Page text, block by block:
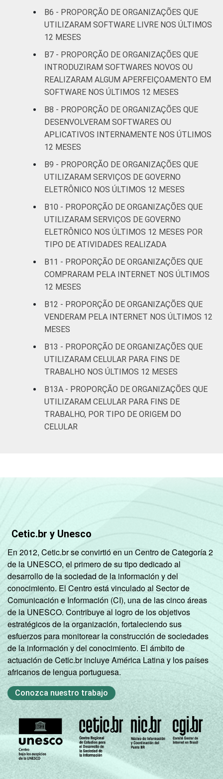
lucrativos que declararam ter acesso à
Internet. Respostas estimuladas e
rodiziadas. Cada item apresentado se refere
apenas aos resultados da alternativa "sim".
Dados coletados entre outubro de 2013 e
abril de 2014.
Fonte: NIC.br - out 2013 / abr 2014
B6 - PROPORÇÃO DE ORGANIZAÇÕES QUE
UTILIZARAM SOFTWARE LIVRE NOS ÚLTIMOS
12 MESES
B7 - PROPORÇÃO DE ORGANIZAÇÕES QUE
INTRODUZIRAM SOFTWARES NOVOS OU
REALIZARAM ALGUM APERFEIÇOAMENTO EM
SOFTWARE NOS ÚLTIMOS 12 MESES
B8 - PROPORÇÃO DE ORGANIZAÇÕES QUE
DESENVOLVERAM SOFTWARES OU
APLICATIVOS INTERNAMENTE NOS ÚTLIMOS
12 MESES
B9 - PROPORÇÃO DE ORGANIZAÇÕES QUE
UTILIZARAM SERVIÇOS DE GOVERNO
ELETRÔNICO NOS ÚLTIMOS 12 MESES
B10 - PROPORÇÃO DE ORGANIZAÇÕES QUE
UTILIZARAM SERVIÇOS DE GOVERNO
ELETRÔNICO NOS ÚLTIMOS 12 MESES POR
TIPO DE ATIVIDADES REALIZADA
B11 - PROPORÇÃO DE ORGANIZAÇÕES QUE
COMPRARAM PELA INTERNET NOS ÚLTIMOS
12 MESES
B12 - PROPORÇÃO DE ORGANIZAÇÕES QUE
VENDERAM PELA INTERNET NOS ÚLTIMOS 12
MESES
B13 - PROPORÇÃO DE ORGANIZAÇÕES QUE
UTILIZARAM CELULAR PARA FINS DE
TRABALHO NOS ÚLTIMOS 12 MESES
B13A - PROPORÇÃO DE ORGANIZAÇÕES QUE
UTILIZARAM CELULAR PARA FINS DE
TRABALHO, POR TIPO DE ORIGEM DO
CELULAR
Cetic.br y Unesco
En 2012, Cetic.br se convirtió en un Centro de Categoría 2
de la UNESCO, el primero de su tipo dedicado al
desarrollo de la sociedad de la información y del
conocimiento. El Centro está vinculado al Sector de
Comunicación e Información (CI), una de las cinco áreas
de la UNESCO. Contribuye al logro de los objetivos
estratégicos de la organización, fortaleciendo sus
esfuerzos para monitorear la construcción de sociedades
de la información y del conocimiento. El ámbito de
actuación de Cetic.br incluye América Latina y los países
africanos de lengua portuguesa.
Conozca nuestro trabajo